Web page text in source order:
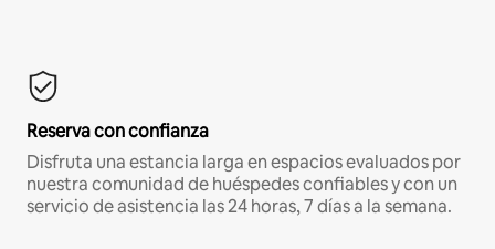
Reserva con confianza
Disfruta una estancia larga en espacios evaluados por
nuestra comunidad de huéspedes confiables y con un
servicio de asistencia las 24 horas, 7 días a la semana.